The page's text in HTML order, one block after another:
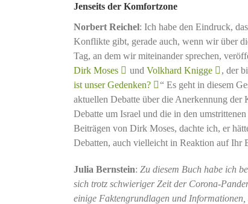
Jenseits der Komfortzone
Norbert Reichel: Ich habe den Eindruck,
Konflikte gibt, gerade auch, wenn wir über
Tag, an dem wir miteinander sprechen,
Dirk Moses
und Volkhard Knigge , der
ist unser Gedenken?
“ Es geht in diesem
aktuellen Debatte über die Anerkennung
Debatte um Israel und die in den
Beiträgen von Dirk Moses, dachte ich, er
Debatten, auch vielleicht in Reaktion auf Ihr
Julia Bernstein: Zu diesem Buch habe ich
sich trotz schwieriger Zeit der Corona-
einige Faktengrundlagen und